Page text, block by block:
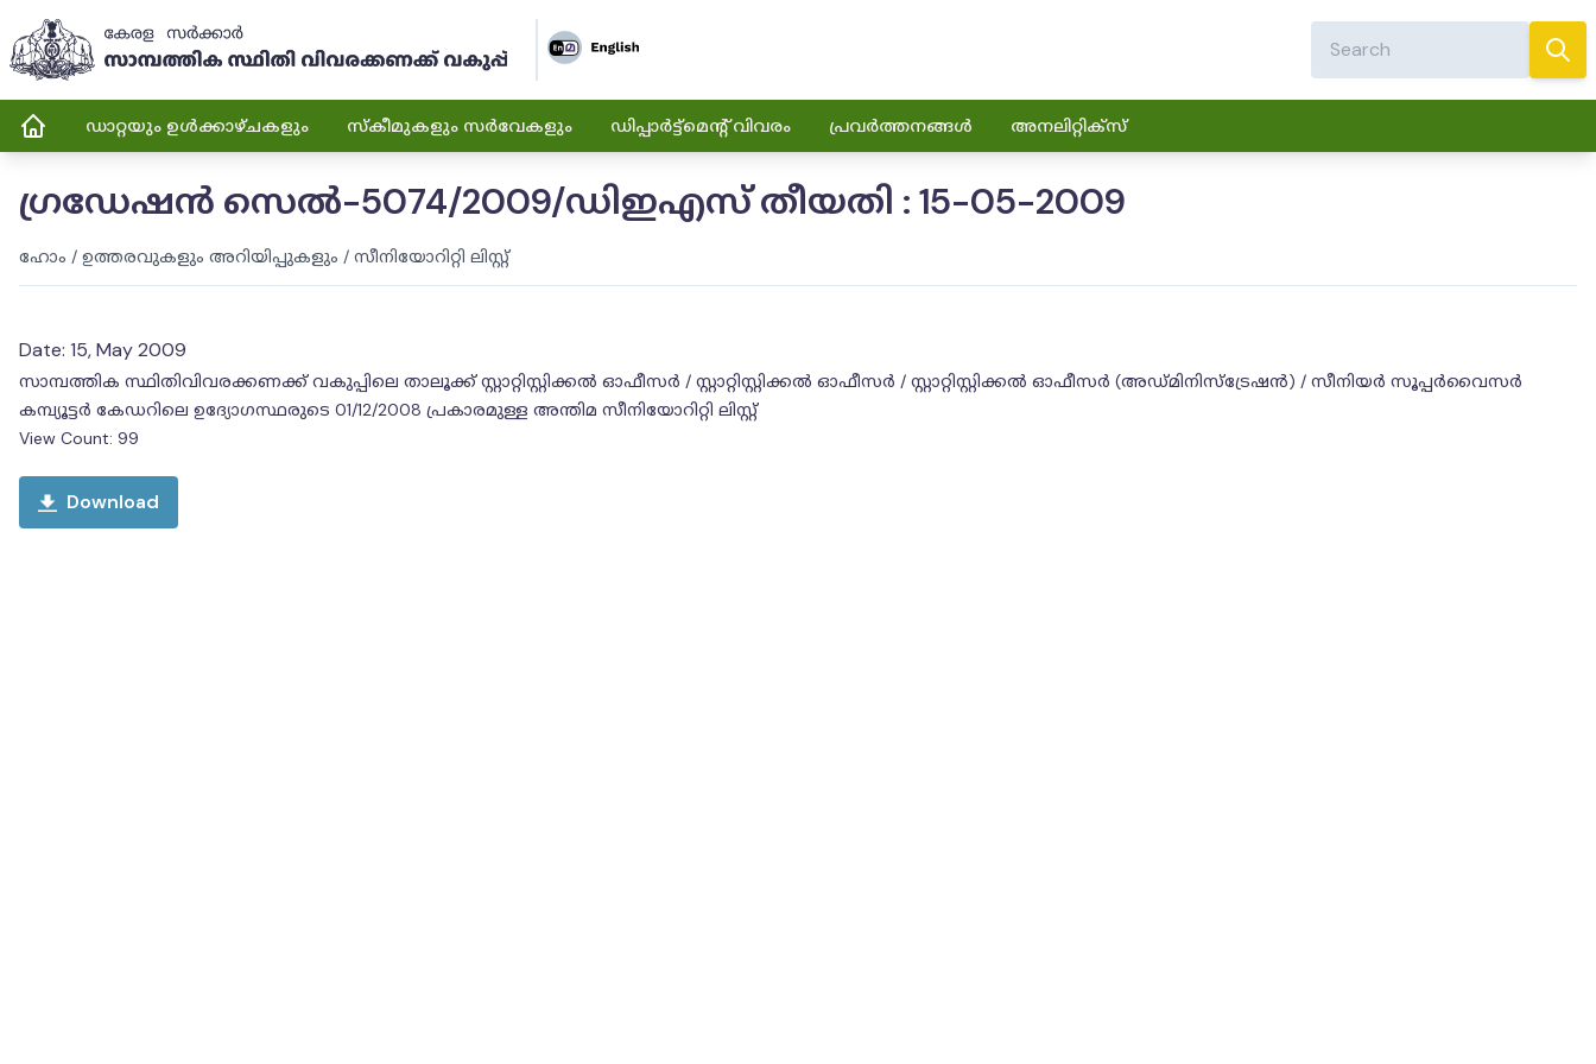
ഡാറ്റയും ഉൾക്കാഴ്ചകളും സ്കീമുകളും സർവേകളും ഡിപ്പാർട്ട്മെന്റ് വിവരം പ്രവർത്തനങ്ങൾ അനലിറ്റിക്സ്
ഗ്രഡേഷൻ സെൽ-5074/2009/ഡിഇഎസ് തീയതി : 15-05-2009
ഹോം / ഉത്തരവുകളും അറിയിപ്പുകളും / സീനിയോറിറ്റി ലിസ്റ്റ്
Date: 15, May 2009
സാമ്പത്തിക സ്ഥിതിവിവരക്കണക്ക് വകുപ്പിലെ താലൂക്ക് സ്റ്റാറ്റിസ്റ്റിക്കൽ ഓഫീസർ / സ്റ്റാറ്റിസ്റ്റിക്കൽ ഓഫീസർ / സ്റ്റാറ്റിസ്റ്റിക്കൽ ഓഫീസർ (അഡ്മിനിസ്‌ട്രേഷൻ) / സീനിയർ സൂപ്പർവൈസർ
കമ്പ്യൂട്ടർ കേഡറിലെ ഉദ്യോഗസ്ഥരുടെ 01/12/2008 പ്രകാരമുള്ള അന്തിമ സീനിയോറിറ്റി ലിസ്റ്റ്
View Count: 99
Download